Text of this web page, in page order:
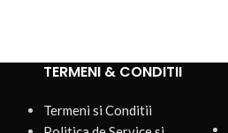
TERMENI & CONDITII
Termeni si Conditii